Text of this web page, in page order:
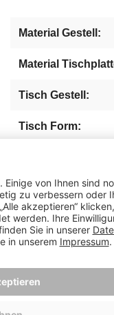
Material Gestell:
Material
Tisch Gestell:
Tisch Form:
Herstellernummer:
Hersteller: